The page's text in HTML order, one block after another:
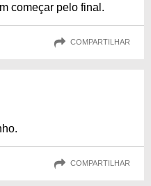
começar pelo final.
COMPARTILHAR
COMPARTILHAR